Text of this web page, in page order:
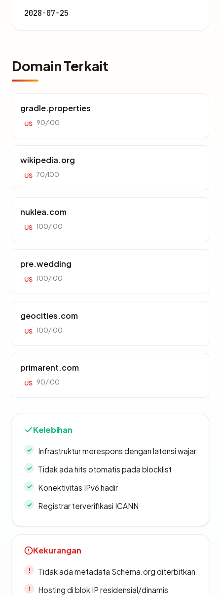
2028-07-25
Domain Terkait
gradle.properties
US 90/100
wikipedia.org
US 70/100
nuklea.com
US 100/100
pre.wedding
US 100/100
geocities.com
US 100/100
primarent.com
US 90/100
Kelebihan
Infrastruktur merespons dengan latensi wajar
Tidak ada hits otomatis pada blocklist
Konektivitas IPv6 hadir
Registrar terverifikasi ICANN
Kekurangan
Tidak ada metadata Schema.org diterbitkan
Hosting di blok IP residensial/dinamis